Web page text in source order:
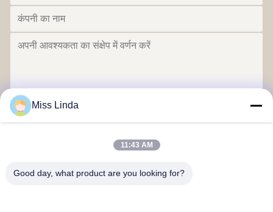
Miss Linda
11:43 AM
Good day, what product are you looking for?